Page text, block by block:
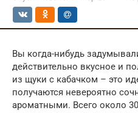
Вы когда-нибудь
действительно вкусное и
из щуки с кабачком – это
получаются невероятно
ароматными. Всего около